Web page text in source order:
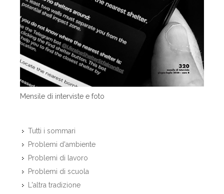
Mensile di interviste e foto
Tutti i sommari
Problemi d'ambiente
Problemi di lavoro
Problemi di scuola
L'altra tradizione